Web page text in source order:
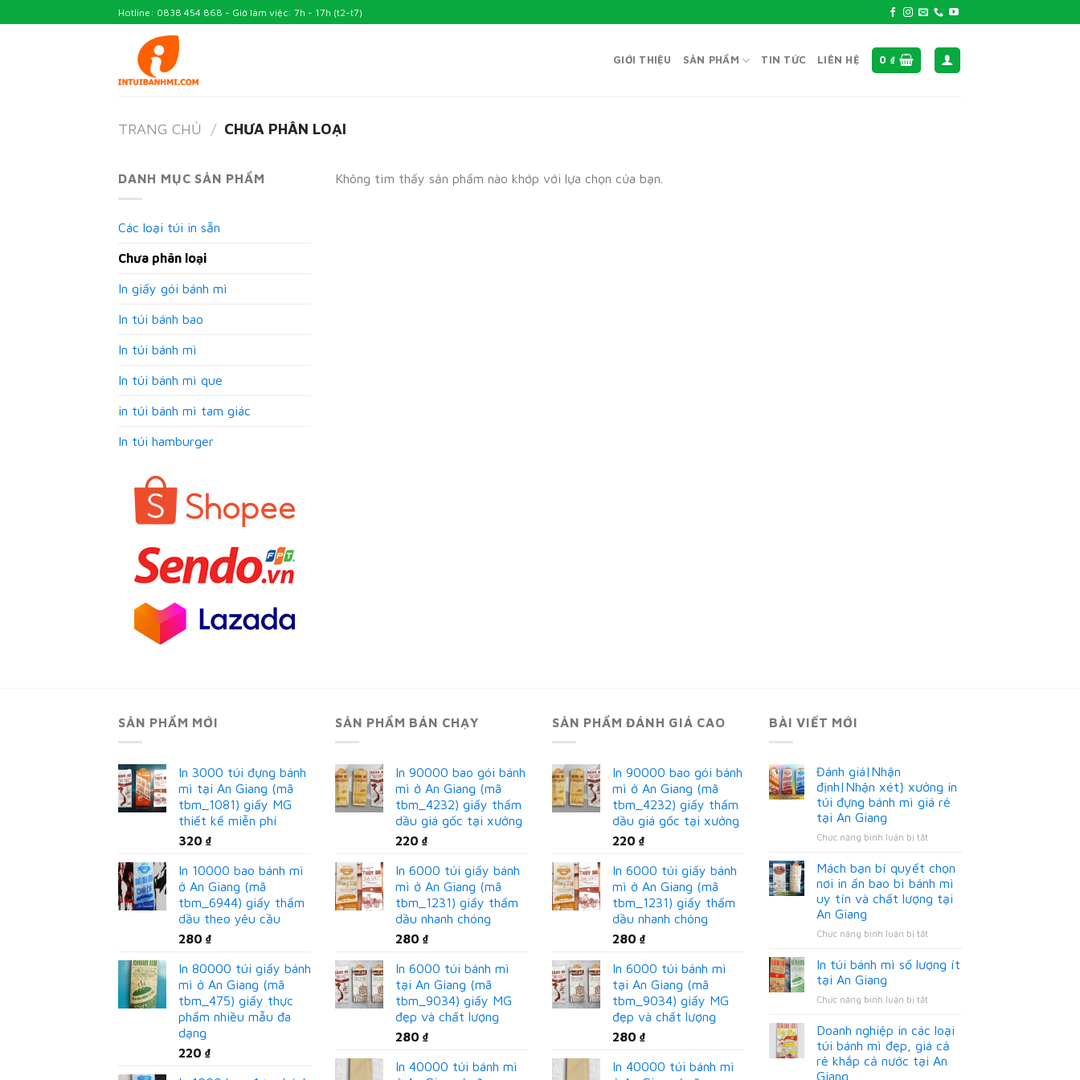
to
Hotline: 0838 454 868 - Giờ làm việc: 7h - 17h (t2-t7)
GIỚI THIỆU SẢN PHẨM TIN TỨC LIÊN HỆ 0 ₫
TRANG CHỦ / CHƯA PHÂN LOẠI
DANH MỤC SẢN PHẨM
Các loại túi in sẵn
Chưa phân loại
In giấy gói bánh mì
In túi bánh bao
In túi bánh mì
In túi bánh mì que
in túi bánh mì tam giác
In túi hamburger
Không tìm thấy sản phẩm nào khớp với lựa chọn của bạn.
SẢN PHẨM MỚI
In 3000 túi đựng bánh
mì tại An Giang (mã
tbm_1081) giấy MG
thiết kế miễn phí
320 ₫
In 10000 bao bánh mì
ở An Giang (mã
tbm_6944) giấy thấm
dầu theo yêu cầu
280 ₫
In 80000 túi giấy bánh
mì ở An Giang (mã
tbm_475) giấy thực
phẩm nhiều mẫu đa
dạng
220 ₫
SẢN PHẨM BÁN CHẠY
In 90000 bao gói bánh
mì ở An Giang (mã
tbm_4232) giấy thấm
dầu giá gốc tại xưởng
220 ₫
In 6000 túi giấy bánh
mì ở An Giang (mã
tbm_1231) giấy thấm
dầu nhanh chóng
280 ₫
In 6000 túi bánh mì
tại An Giang (mã
tbm_9034) giấy MG
đẹp và chất lượng
280 ₫
In 40000 túi bánh mì
SẢN PHẨM ĐÁNH GIÁ CAO
In 90000 bao gói bánh
mì ở An Giang (mã
tbm_4232) giấy thấm
dầu giá gốc tại xưởng
220 ₫
In 6000 túi giấy bánh
mì ở An Giang (mã
tbm_1231) giấy thấm
dầu nhanh chóng
280 ₫
In 6000 túi bánh mì
tại An Giang (mã
tbm_9034) giấy MG
đẹp và chất lượng
280 ₫
In 40000 túi bánh mì
BÀI VIẾT MỚI
Đánh giá|Nhận
định|Nhận xét} xưởng in
túi đựng bánh mì giá rẻ
tại An Giang
Chức năng bình luận bị tắtở
giá|Nhận
định|Nhận
xét}
xưởng
túi
bánh
mì
rẻ
An
Giang
Mách bạn bí quyết chọn
nơi in ấn bao bì bánh mì
uy tín và chất lượng tại
An Giang
Chức năng bình luận bị tắtở
bạn
bí
chọn
in
ấn
bao
In túi bánh mì số lượng ít
tại An Giang
Chức năng bình luận bị tắtở
túi
bánh
mì
số
Doanh nghiệp in các loại
túi bánh mì đẹp, giá cả
rẻ khắp cả nước tại An
Giang